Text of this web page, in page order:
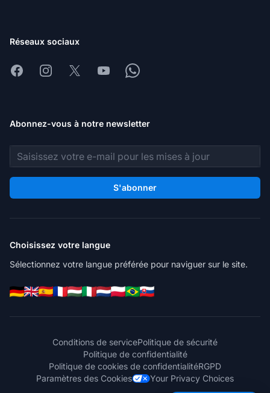
Réseaux sociaux
FacebookInstagram
X YoutubeWhatsapp
Abonnez-vous à notre newsletter
Adresse e-mail
S'abonner
Choisissez votre langue
Sélectionnez votre langue préférée pour naviguer sur le site.
Conditions de servicePolitique de sécurité
Politique de confidentialité
Politique de cookies de confidentialitéRGPD
Paramètres des Cookies
Your Privacy Choices